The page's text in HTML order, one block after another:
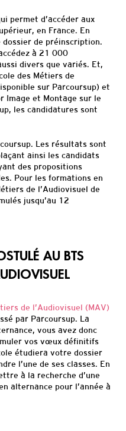
permet d’accéder aux
en France. En
de préinscription.
à 21 000
divers que variés. Et,
des Métiers de
sur Parcoursup) et
Image et Montage sur le
les candidatures sont
. Les résultats sont
ainsi les candidats
des propositions
Pour les formations en
de l’Audiovisuel de
jusqu’au 12
AU BTS
de l’Audiovisuel (MAV)
par Parcoursup. La
, vous avez donc
vos vœux définitifs
étudiera votre dossier
l’une de ses classes. En
à la recherche d’une
alternance pour l’année à